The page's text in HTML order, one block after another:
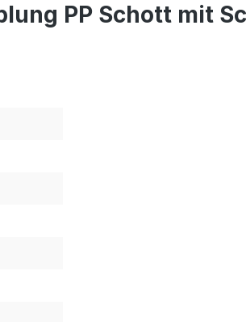
PP Schott mit